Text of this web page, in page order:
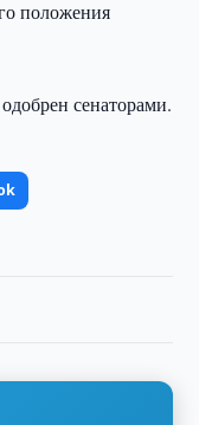
положения
сенаторами.